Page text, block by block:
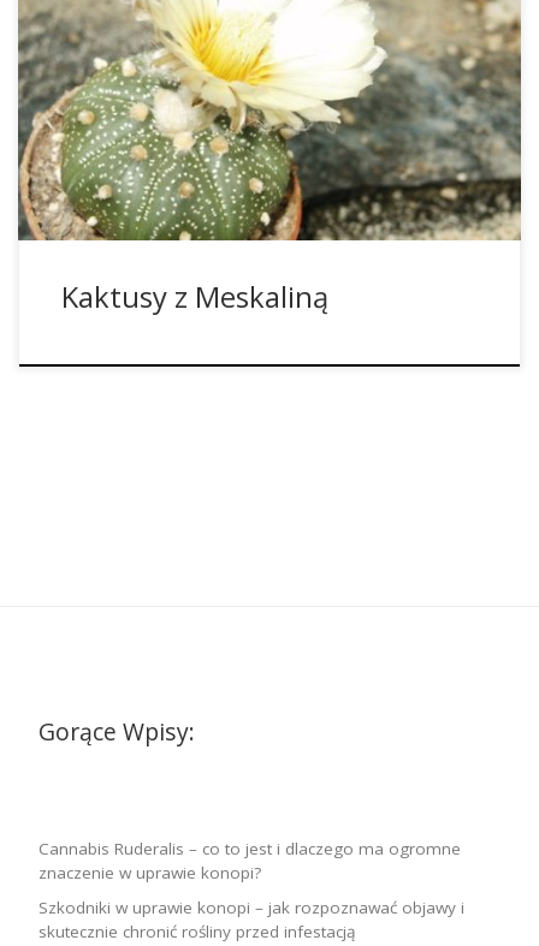
Kaktusy z meskaliną to takie odmiany kaktusów, które
produkują i zawierają psychoaktywny składnik zwany
właśnie meskaliną. Najbardziej znanymi kaktusami
meskalinowymi z licznych prac etnograficznych są Peyote i
San Pedro. Zyskały one światową sławę jako rośliny
odurzające i rytualne, ale także jako rośliny lecznicze. Jeśli
jednak ktoś chciałby ograniczyć się tylko […]
Kaktusy z Meskaliną
Gorące Wpisy:
Cannabis Ruderalis – co to jest i dlaczego ma ogromne
znaczenie w uprawie konopi?
Szkodniki w uprawie konopi – jak rozpoznawać objawy i
skutecznie chronić rośliny przed infestacją